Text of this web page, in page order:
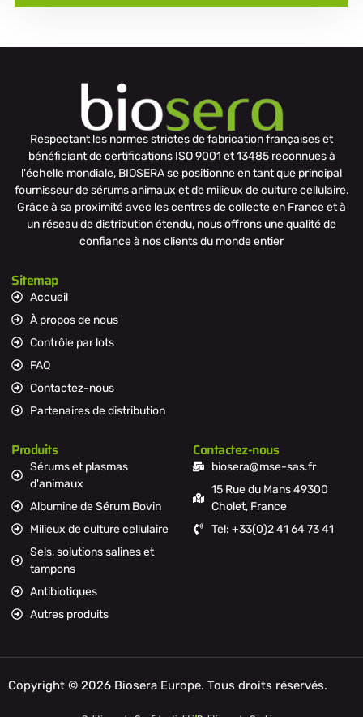
Respectant les normes strictes de fabrication françaises et
bénéficiant de certifications ISO 9001 et 13485 reconnues à
l'échelle mondiale, BIOSERA se positionne en tant que principal
fournisseur de sérums animaux et de milieux de culture cellulaire.
Grâce à sa proximité avec les centres de collecte en France et à
un réseau de distribution étendu, nous offrons une qualité de
confiance à nos clients du monde entier
Sitemap
Accueil
À propos de nous
Contrôle par lots
FAQ
Contactez-nous
Partenaires de distribution
Produits
Sérums et plasmas
d'animaux
Albumine de Sérum Bovin
Milieux de culture cellulaire
Sels, solutions salines et
tampons
Antibiotiques
Autres produits
Contactez-nous
biosera@mse-sas.fr
15 Rue du Mans 49300
Cholet, France
Tel: +33(0)2 41 64 73 41
Copyright © 2026 Biosera Europe. Tous droits réservés.